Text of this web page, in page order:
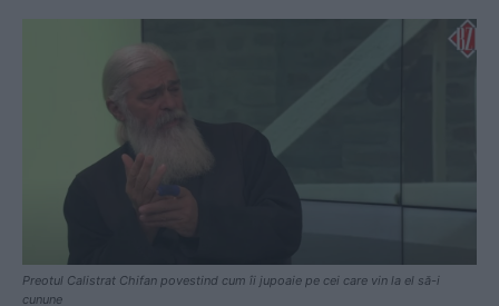
Preotul Calistrat Chifan povestind cum îi jupoaie pe cei care vin la el să-i
cunune